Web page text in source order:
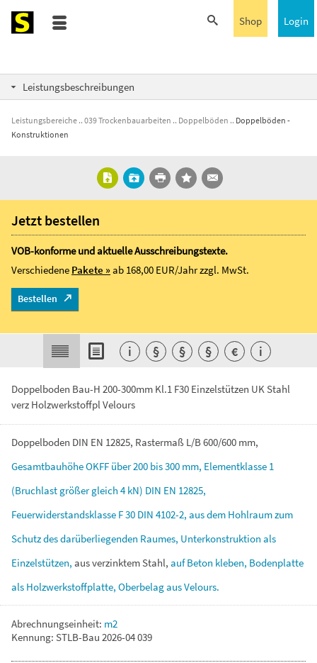
Login
Shop
Leistungsbeschreibungen
Leistungsbereiche 039 Trockenbauarbeiten Doppelböden
Doppelböden -
Konstruktionen
Doppelboden Bau-H 200-300mm Kl.1 F30 Einzelstützen UK Stahl
verz Holzwerkstoffpl Velours
Doppelboden DIN EN 12825, Rastermaß L/B600/600 mm,
GesamtbauhöheOKFF über200 bis300 mm, Elementklasse 1
(Bruchlast größergleich 4 kN) DIN EN 12825,
Feuerwiderstandsklasse F30 DIN 4102-2, ausdem Hohlraumzum
Schutzdesdarüberliegenden Raumes, Unterkonstruktion als
Einzelstützen, ausverzinktemStahl, aufBeton kleben, Bodenplatte
als Holzwerkstoffplatte, OberbelagausVelours.
Abrechnungseinheit: m2
Kennung: STLB-Bau 2026-04 039
Jetzt bestellen
VOB-konforme und aktuelle Ausschreibungstexte.
Verschiedene Pakete »ab 168,00 EUR/Jahrzzgl. MwSt.
Bestellen
i § § § € i